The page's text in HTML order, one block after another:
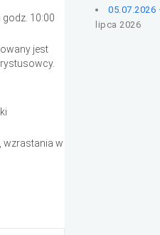
godz. 10:00
jest
wzrastania w
lipca 2026